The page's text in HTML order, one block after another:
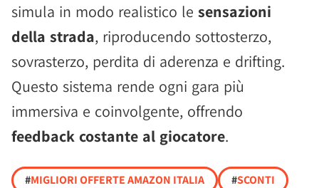
simula in modo realistico le sensazioni
della strada, riproducendo sottosterzo,
sovrasterzo, perdita di aderenza e drifting.
Questo sistema rende ogni gara più
immersiva e coinvolgente, offrendo
feedback costante al giocatore.
#MIGLIORI OFFERTE AMAZON ITALIA #SCONTI